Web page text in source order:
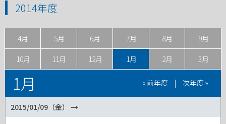
2014年度
4月 5月 6月 7月 8月 9月
10月 11月 12月 1月 2月 3月
1月 « 前年度 | 次年度 »
2015/01/09（金）